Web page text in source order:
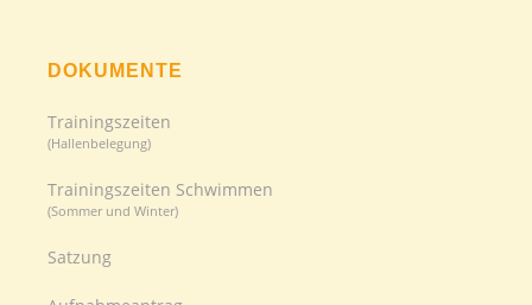
DOKUMENTE
Trainingszeiten
(Hallenbelegung)
Trainingszeiten Schwimmen
(Sommer und Winter)
Satzung